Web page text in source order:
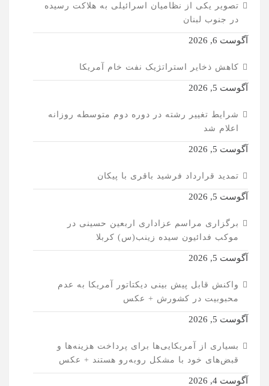
تصویر یکی از نظامیان اسرائیلی به هلاکت رسیده
در جنوب لبنان
آگوست 6, 2026
کاهش ذخایر استراتژیک نفت خام آمریکا
آگوست 5, 2026
شرایط تغییر رشته در دوره دوم متوسطه روزانه
اعلام شد
آگوست 5, 2026
تمدید قرارداد فرشید باقری با پیکان
آگوست 5, 2026
برگزاری مراسم عزاداری اربعین حسینی در
موکب فدائیون سیده زینب(س) کربلا
آگوست 5, 2026
واکنش قابل پیش بینی دیکتاتور آمریکا به عدم
محبوبیت در کشورش + عکس
آگوست 5, 2026
بسیاری از آمریکایی‌ها برای پرداخت هزینه‌ها و
قبض‌های خود با مشکل روبه‌رو هستند + عکس
آگوست 4, 2026